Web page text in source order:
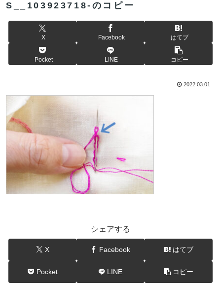
S__103923718-のコピー
X Facebook はてブ
Pocket LINE コピー
2022.03.01
シェアする
X Facebook はてブ
Pocket LINE コピー